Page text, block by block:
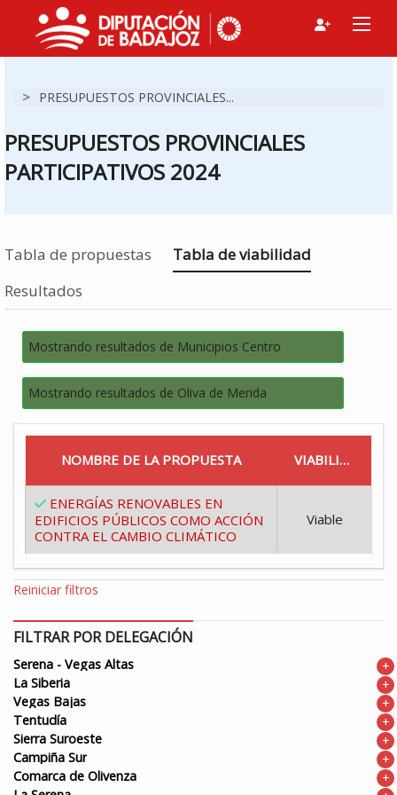
> PRESUPUESTOS PROVINCIALES...
PRESUPUESTOS PROVINCIALES
PARTICIPATIVOS 2024
Tabla de propuestas Estás en
Tabla de viabilidad
Resultados
Mostrando resultados de Municipios Centro
Mostrando resultados de Oliva de Merida
NOMBRE DE LA PROPUESTA VIABILIDAD
ENERGÍAS RENOVABLES EN
EDIFICIOS PÚBLICOS COMO ACCIÓN
CONTRA EL CAMBIO CLIMÁTICO
Viable
Reiniciar filtros
FILTRAR POR DELEGACIÓN